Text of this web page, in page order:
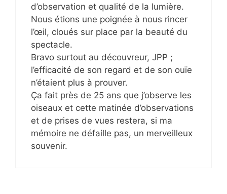
d’observation et qualité de la lumière.
Nous étions une poignée à nous rincer
l’œil, cloués sur place par la beauté du
spectacle.
Bravo surtout au découvreur, JPP ;
l’efficacité de son regard et de son ouïe
n’étaient plus à prouver.
Ça fait près de 25 ans que j’observe les
oiseaux et cette matinée d’observations
et de prises de vues restera, si ma
mémoire ne défaille pas, un merveilleux
souvenir.